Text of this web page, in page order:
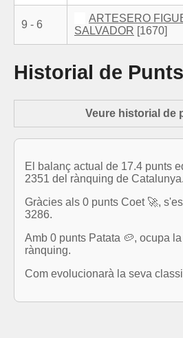
9 - 6
ARTESERO
SALVADOR [1670]
Historial de Punts
Veure historial de
El balanç actual de 17.4 punts
2351 del rànquing de Catalunya.
Gràcies als 0 punts Coet 🚀,
3286.
Amb 0 punts Patata 🥔, ocupa
rànquing.
Com evolucionarà la seva